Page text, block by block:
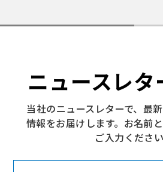
ニュースレタ
当社のニュースレターで、最
情報をお届けします。お名前
ご入力ください